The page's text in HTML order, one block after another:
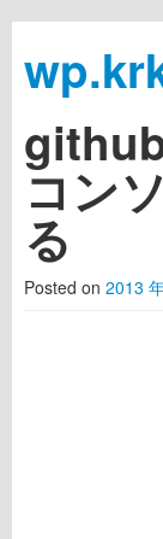
Main
Skip to primary
Skip to secondary
コン
る
Posted on 2013